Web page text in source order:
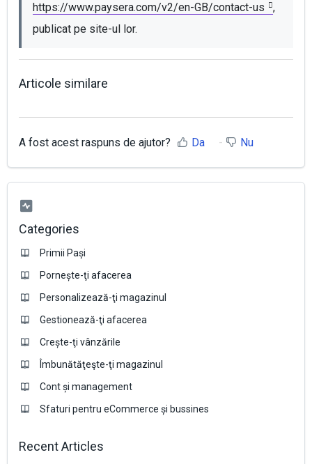
https://www.paysera.com/v2/en-GB/contact-us
,
publicat pe site-ul lor.
Articole similare
A fost acest raspuns de ajutor? Da Nu
Categories
Primii Pași
Pornește-ţi afacerea
Personalizează-ţi magazinul
Gestionează-ţi afacerea
Crește-ţi vânzările
Îmbunătăţeşte-ţi magazinul
Cont și management
Sfaturi pentru eCommerce și bussines
Recent Articles